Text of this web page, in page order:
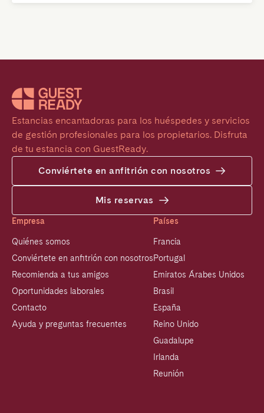
Estancias encantadoras para los huéspedes y servicios
de gestión profesionales para los propietarios. Disfruta
de tu estancia con GuestReady.
Conviértete en anfitrión con nosotros
Mis reservas
Empresa
Quiénes somos
Conviértete en anfitrión con nosotros
Recomienda a tus amigos
Oportunidades laborales
Contacto
Ayuda y preguntas frecuentes
Países
Francia
Portugal
Emiratos Árabes Unidos
Brasil
España
Reino Unido
Guadalupe
Irlanda
Reunión